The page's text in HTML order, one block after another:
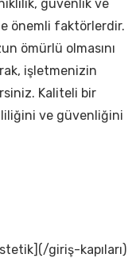
güvenlik ve
önemli faktörlerdir.
ömürlü olmasını
işletmenizin
Kaliteli bir
ve güvenliğini
giriş-kapıları)